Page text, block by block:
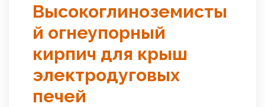
Высокоглиноземисты
й огнеупорный
кирпич для крыш
электродуговых
печей